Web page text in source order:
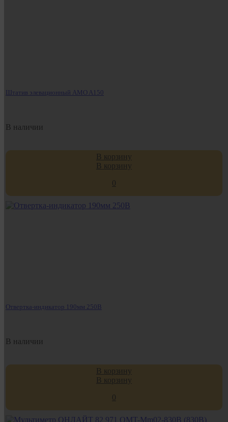
Штатив элевационный AMO A150
В наличии
В корзину
В корзину
0
Отвертка-индикатор 190мм 250В
В наличии
В корзину
В корзину
0